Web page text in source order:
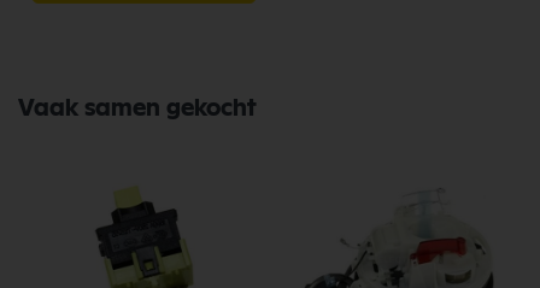
LET OP: ALS U EEN DC05 PANASONIC SDS1203DS MOTOR HEEFT DAN
Vaak samen gekocht